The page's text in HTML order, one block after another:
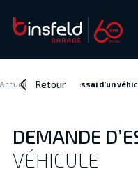
MARQUES
STOCK NEUF
SERVICES /
ATELIER
À PROPOS
Retour
Accueil Demande d’essai d’un
DEMANDE
VÉHICULE